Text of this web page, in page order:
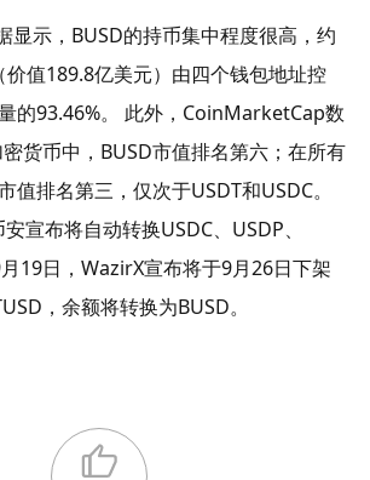
示，BUSD的持币集中程度很高，约
价值189.8亿美元）由四个钱包地址控
的93.46%。 此外，CoinMarketCap数
货币中，BUSD市值排名第六；在所有
值排名第三，仅次于USDT和USDC。
宣布将自动转换USDC、USDP、
19日，WazirX宣布将于9月26日下架
，余额将转换为BUSD。